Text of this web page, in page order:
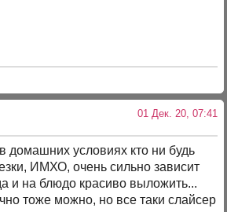
01 Дек. 20, 07:41
домашних условиях кто ни будь
ИМХО, очень сильно зависит
и на блюдо красиво выложить...
тоже можно, но все таки слайсер